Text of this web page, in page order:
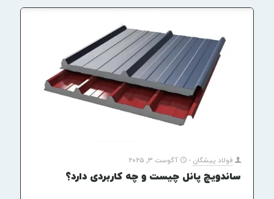
فولاد پیشگان - آگوست 3, 2025
ساندویچ پانل چیست و چه کاربردی دارد؟